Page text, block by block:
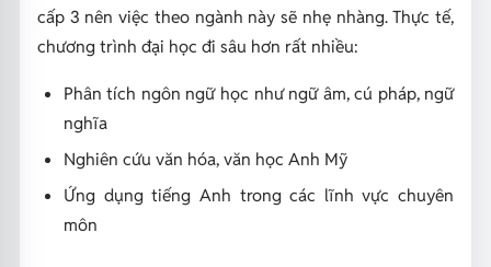
cấp 3 nên việc theo ngành này sẽ nhẹ nhàng. Thực tế,
chương trình đại học đi sâu hơn rất nhiều:
Phân tích ngôn ngữ học như ngữ âm, cú pháp, ngữ
nghĩa
Nghiên cứu văn hóa, văn học Anh Mỹ
Ứng dụng tiếng Anh trong các lĩnh vực chuyên
môn